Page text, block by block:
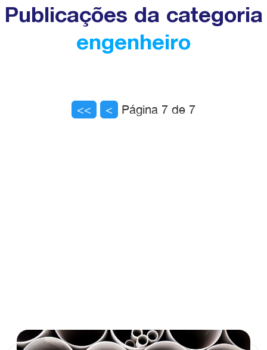
Publicações da categoria
engenheiro
<< < Página 7 de 7